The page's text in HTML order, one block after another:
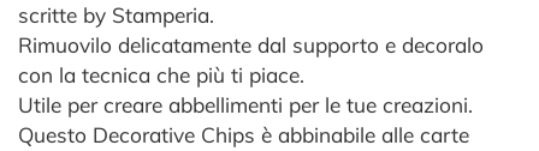
scritte by Stamperia.
Rimuovilo delicatamente dal supporto e decoralo
con la tecnica che più ti piace.
Utile per creare abbellimenti per le tue creazioni.
Questo Decorative Chips è abbinabile alle carte